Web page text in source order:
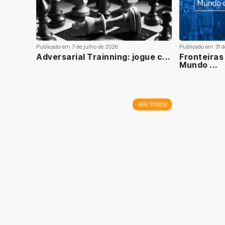
Publicado em 7 de julho de 2026
Adversarial Trainning: jogue c...
VER TODOS
Publicado em 31
Fronteiras
Mundo ...